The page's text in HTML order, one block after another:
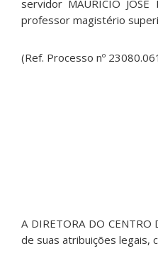
servidor MAURICIO
professor magistério
(Ref. Processo nº
A DIRETORA DO CENTRO
de suas atribuições legais,